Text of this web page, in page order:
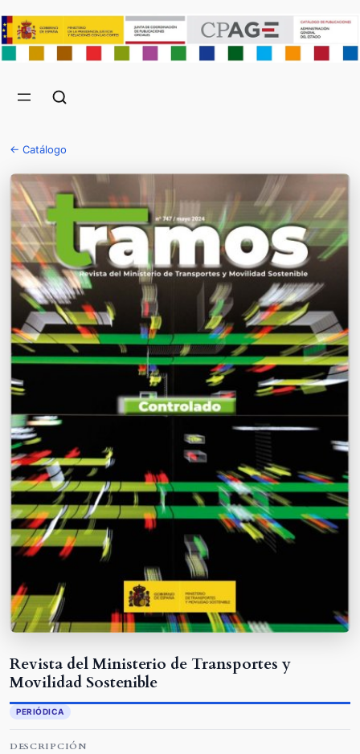
← Catálogo
Revista del Ministerio de Transportes y
Movilidad Sostenible
PERIÓDICA
DESCRIPCIÓN